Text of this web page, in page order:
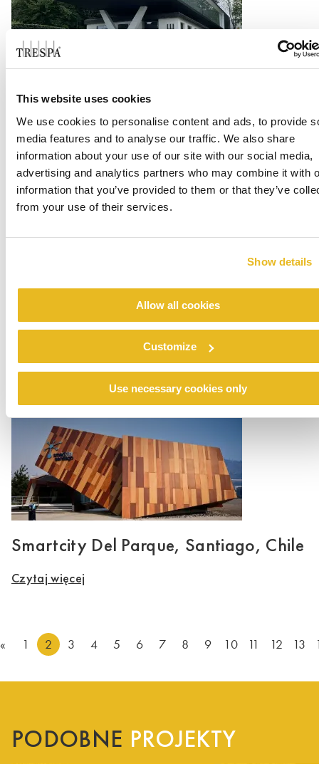
This website uses cookies
We use cookies to personalise content and ads, to provide
media features and to analyse our traffic. We also share
information about your use of our site with our social media,
advertising and analytics partners who may combine it with
information that you’ve provided to them or that they’ve
from your use of their services.
Show details
Allow all cookies
Customize
Use necessary cookies only
Langenneufnach
Czytaj więcej
Edif. Berna
Czytaj więcej
Smartcity Del Parque, Santiago, Chile
Czytaj więcej
« 1 2 3 4 5 6 7 8 9 10 11 12 13
PODOBNE PROJEKTY